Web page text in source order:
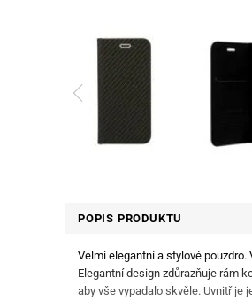
POPIS PRODUKTU
Velmi elegantní a stylové
Elegantní design zdůrazňuje rám
aby vše vypadalo skvěle. Uvnitř je